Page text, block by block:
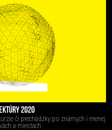
2020
či prechádzky po známych i menej
a miestach.